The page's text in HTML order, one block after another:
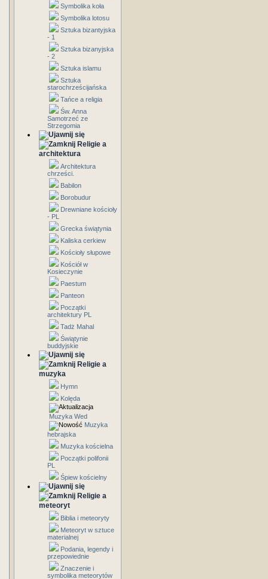
Symbolika koła
Symbolika lotosu
Sztuka bizantyjska
- 1
Sztuka bizanyjska
- 2
Sztuka islamu
Sztuka
starochrześcijańska
Tańce a religia
Św. Anna
Samotrzeć ze
Strzegomia
Religie a
architektura
Architektura
chrześci.
Babilon
Borobudur
Drewniane kościoły
- PL
Grecka świątynia
Kaliska cerkiew
Kościoły słupowe
Kościół w
Kosieczynie
Paestum
Panteon
Początki
architektury PL
Tadż Mahal
Świątynie
buddyjskie
Religie a
muzyka
Hymn
Kolęda
Muzyka Wed
Muzyka
hebrajska
Muzyka kościelna
Początki polifonii
PL
Śpiew kościelny
Religie a
meteoryt
Biblia i meteoryty
Meteoryt w sztuce
materialnej
Podania, legendy i
przepowiednie
Znaczenie i
symbolika meteorytów